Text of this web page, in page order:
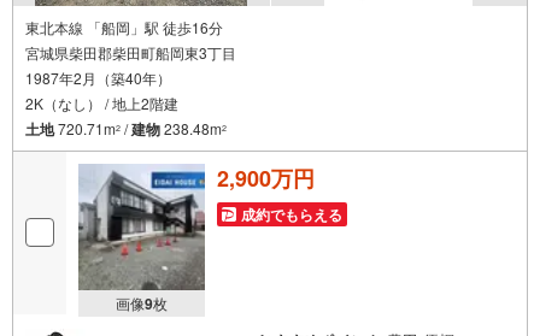
東北本線 「船岡」駅 徒歩16分
宮城県柴田郡柴田町船岡東3丁目
1987年2月（築40年）
2K（なし） / 地上2階建
土地720.71m2 /建物238.48m2
画像9枚
2,900万円
成約でもらえる